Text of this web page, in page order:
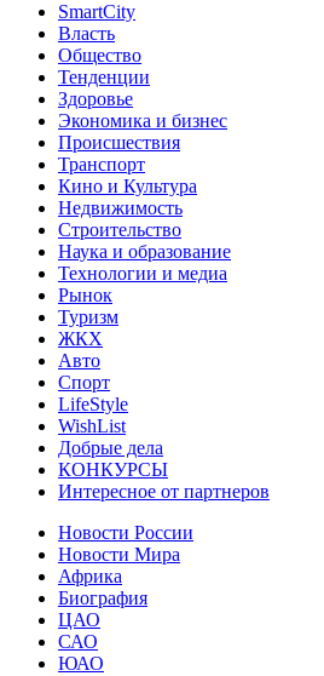
SmartCity
Власть
Общество
Тенденции
Здоровье
Экономика и бизнес
Происшествия
Транспорт
Кино и Культура
Недвижимость
Строительство
Наука и образование
Технологии и медиа
Рынок
Туризм
ЖКХ
Авто
Спорт
LifeStyle
WishList
Добрые дела
КОНКУРСЫ
Интересное от партнеров
Новости России
Новости Мира
Африка
Биография
ЦАО
САО
ЮАО